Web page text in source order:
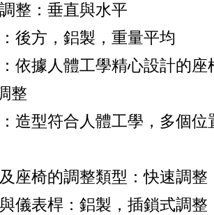
整：垂直與水平
後方，鋁製，重量平均
依據人體工學精心設計的座
整
造型符合人體工學，多個位
座椅的調整類型：快速調整
儀表桿：鋁製，插鎖式調整